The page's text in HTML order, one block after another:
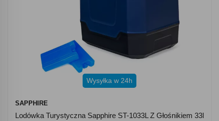
Wysyłka w 24h
SAPPHIRE
Lodówka Turystyczna Sapphire ST-1033L Z Głośnikiem 33l